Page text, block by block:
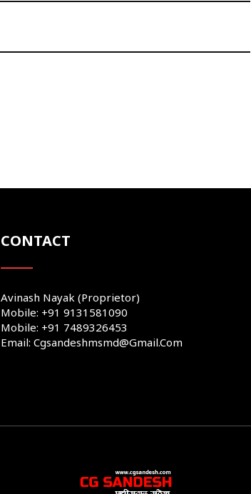
CONTACT
Avinash Nayak (Proprietor)
Mobile: +91 9131581090
Mobile: +91 7489326453
Email: Cgsandeshmsmd@gmail.com